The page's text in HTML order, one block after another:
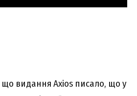
видання Axios писало, що у